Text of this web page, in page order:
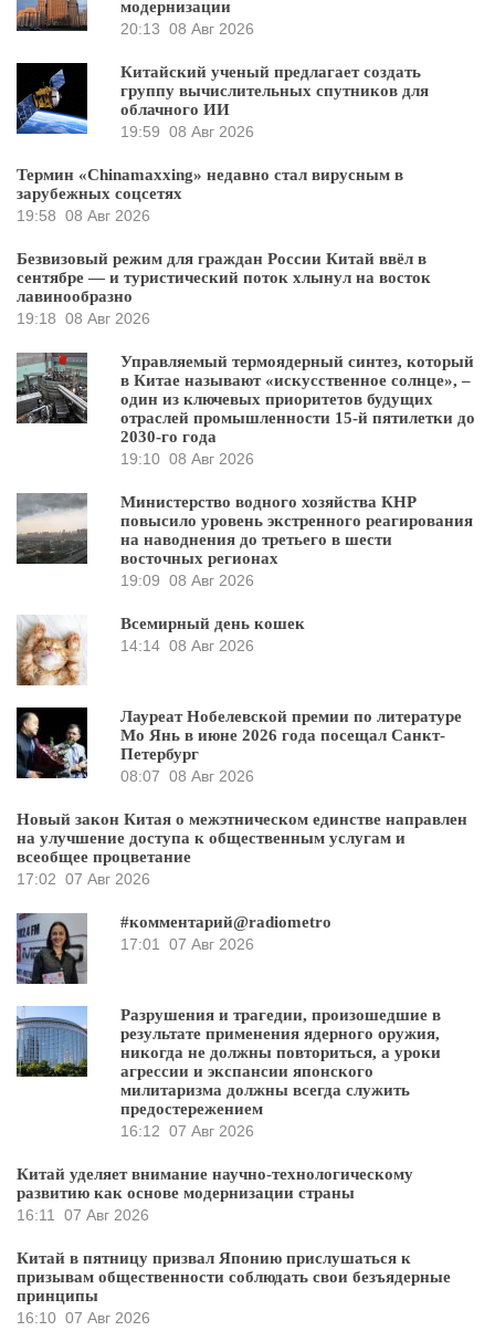
модернизации
20:13 08 Авг 2026
Китайский ученый предлагает создать
группу вычислительных спутников для
облачного ИИ
19:59 08 Авг 2026
Термин «Chinamaxxing» недавно стал вирусным в
зарубежных соцсетях
19:58 08 Авг 2026
Безвизовый режим для граждан России Китай ввёл в
сентябре — и туристический поток хлынул на восток
лавинообразно
19:18 08 Авг 2026
Управляемый термоядерный синтез, который
в Китае называют «искусственное солнце», –
один из ключевых приоритетов будущих
отраслей промышленности 15-й пятилетки до
2030-го года
19:10 08 Авг 2026
Министерство водного хозяйства КНР
повысило уровень экстренного реагирования
на наводнения до третьего в шести
восточных регионах
19:09 08 Авг 2026
Всемирный день кошек
14:14 08 Авг 2026
Лауреат Нобелевской премии по литературе
Мо Янь в июне 2026 года посещал Санкт-
Петербург
08:07 08 Авг 2026
Новый закон Китая о межэтническом единстве направлен
на улучшение доступа к общественным услугам и
всеобщее процветание
17:02 07 Авг 2026
#комментарий@radiometro
17:01 07 Авг 2026
Разрушения и трагедии, произошедшие в
результате применения ядерного оружия,
никогда не должны повториться, а уроки
агрессии и экспансии японского
милитаризма должны всегда служить
предостережением
16:12 07 Авг 2026
Китай уделяет внимание научно-технологическому
развитию как основе модернизации страны
16:11 07 Авг 2026
Китай в пятницу призвал Японию прислушаться к
призывам общественности соблюдать свои безъядерные
принципы
16:10 07 Авг 2026